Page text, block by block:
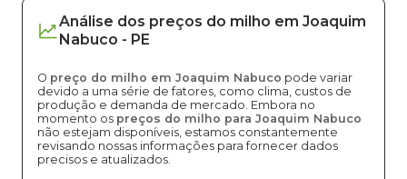
Análise dos preços do milho em Joaquim
Nabuco - PE
O preço do milho em Joaquim Nabuco pode variar
devido a uma série de fatores, como clima, custos de
produção e demanda de mercado. Embora no
momento os preços do milho para Joaquim Nabuco
não estejam disponíveis, estamos constantemente
revisando nossas informações para fornecer dados
precisos e atualizados.